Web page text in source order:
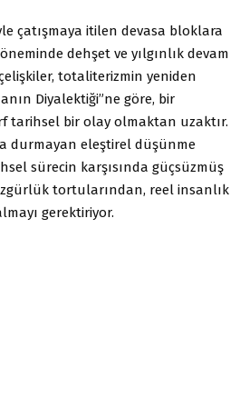
çatışmaya itilen devasa bloklara
dehşet ve yılgınlık devam
totaliterizmin yeniden
Diyalektiği”ne göre, bir
tarihsel bir olay olmaktan uzaktır.
durmayan eleştirel düşünme
sürecin karşısında güçsüzmüş
tortularından, reel insanlık
gerektiriyor.